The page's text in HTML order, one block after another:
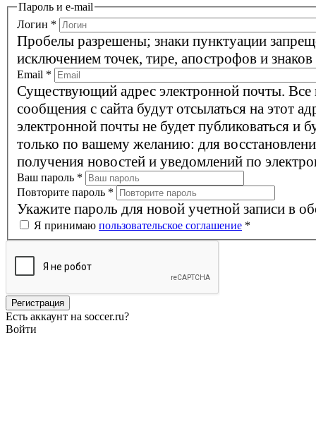
Пароль и e-mail
Логин *
Пробелы разрешены; знаки пунктуации
исключением точек, тире, апострофов и
Email *
Существующий адрес электронной почты. Все
сообщения с сайта будут отсылаться на этот
электронной почты не будет публиковаться и
только по вашему желанию: для
получения новостей и уведомлений по
Ваш пароль *
Повторите пароль *
Укажите пароль для новой учетной записи в
Я принимаю пользовательское соглашение *
Есть аккаунт на soccer.ru?
Войти